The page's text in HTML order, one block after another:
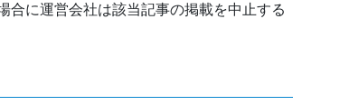
合に運営会社は該当記事の掲載を中止する